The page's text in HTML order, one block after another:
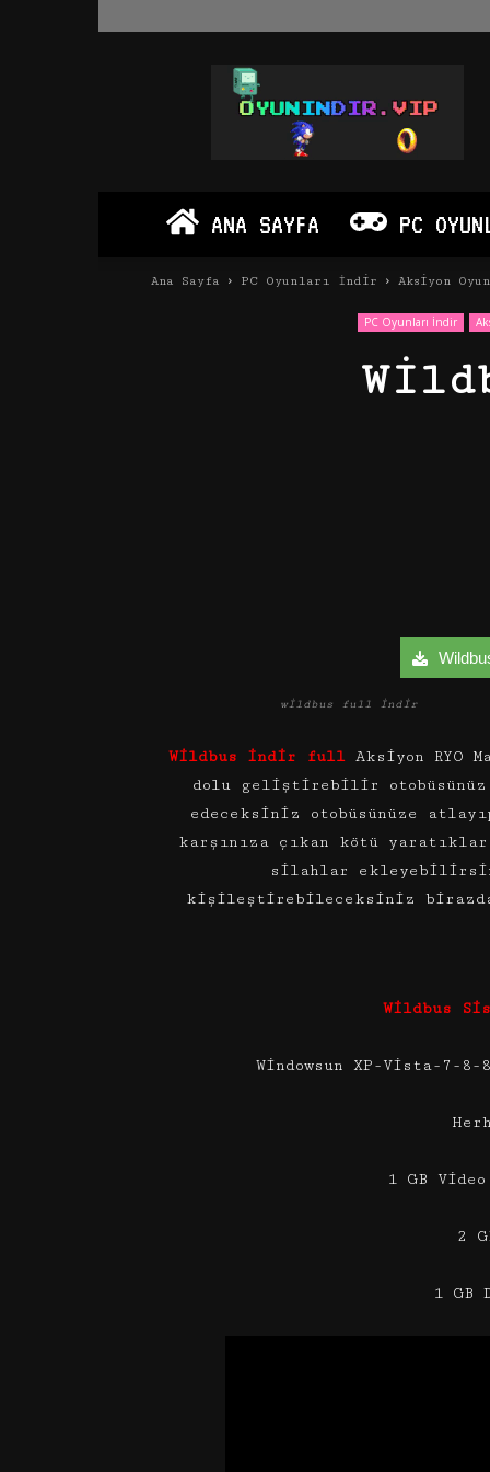
Oyun
İndir
PC
Android
ANA SAYFA PC
Ana Sayfa PC Oyunları İndir Aksiyon
PC Oyunları İndir
wildbus full indir
Wildbus indir fullAksiyon RYO
dolu geliştirebilir
edeceksiniz otobüsünüze
karşınıza çıkan kötü
silahlar
kişileştirebileceksiniz
Wildbus
Windowsun XP-Vista-
1 GB
2
1 GB